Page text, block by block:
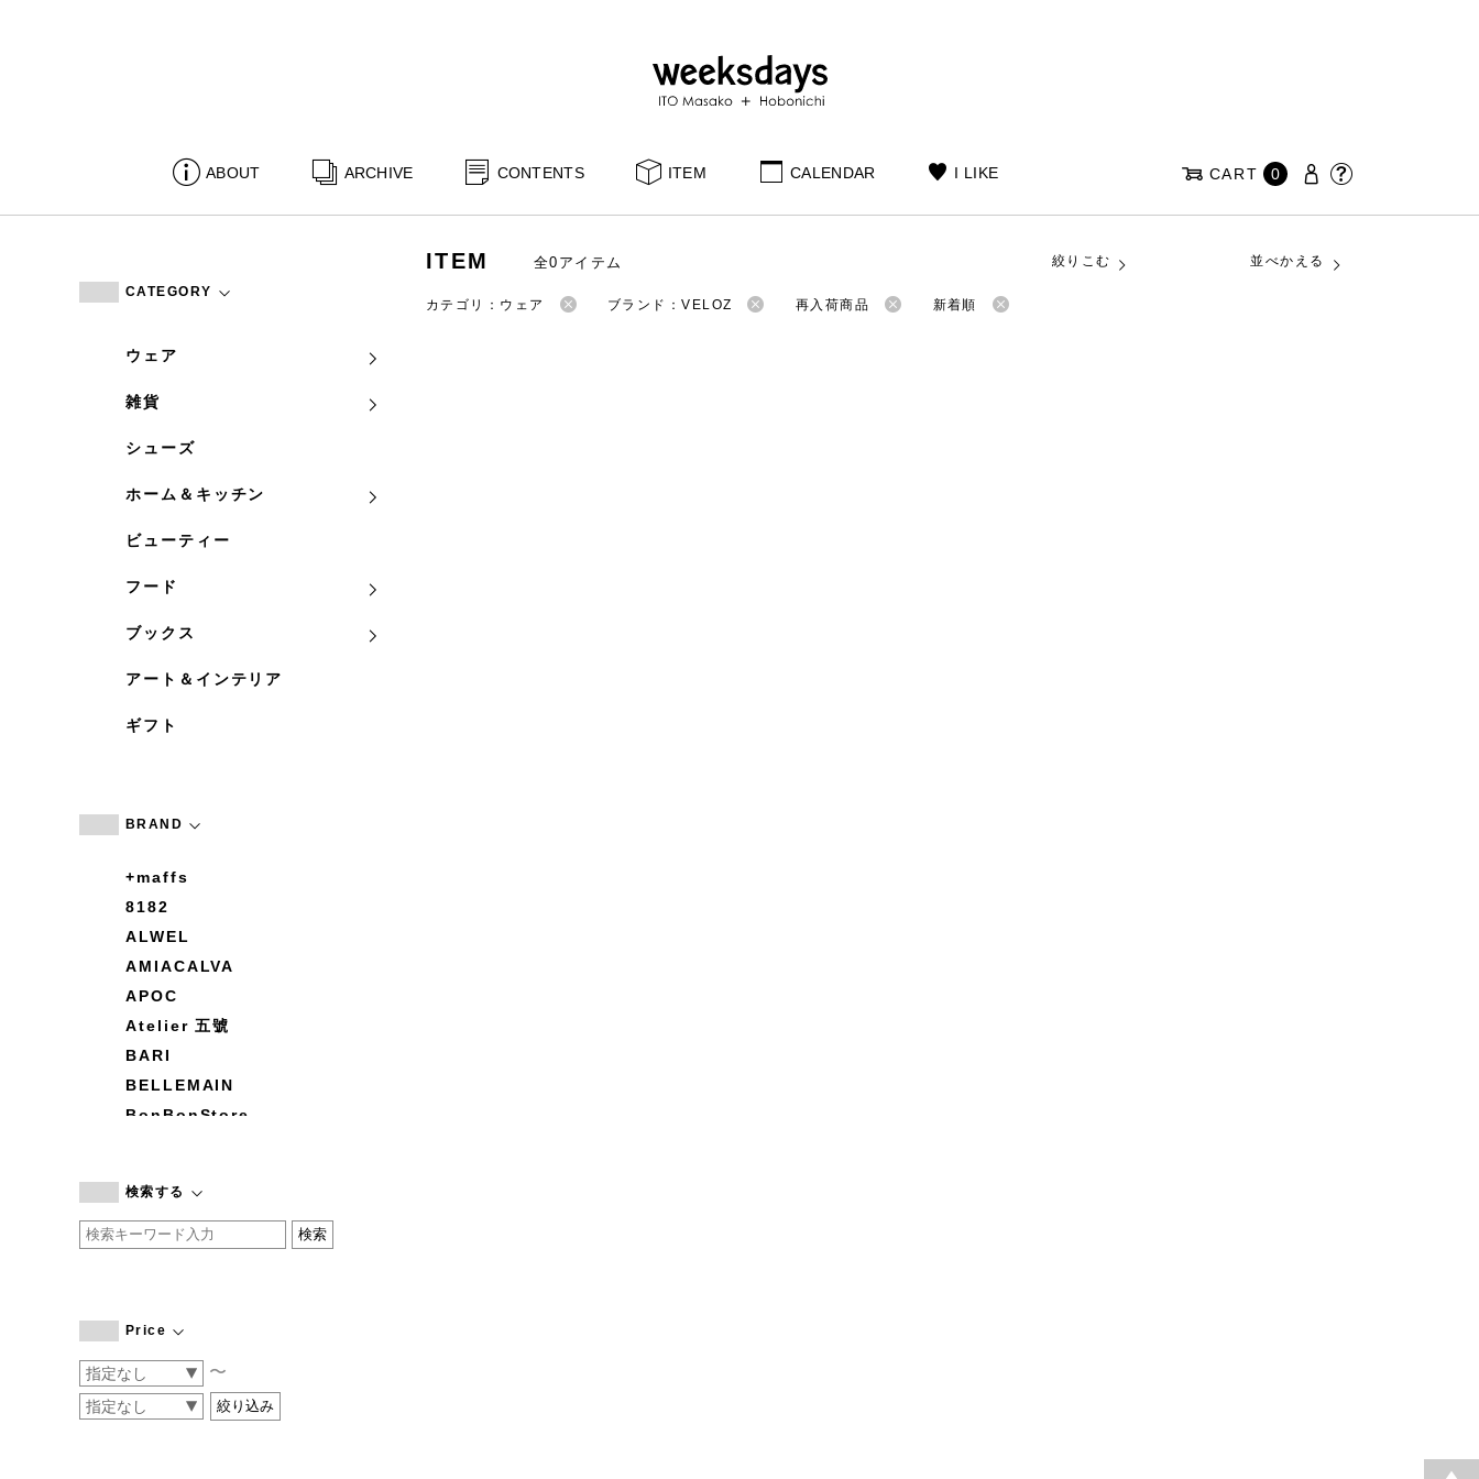
ABOUT ARCHIVE CONTENTS ITEM CALENDAR I LIKE CART 0
CATEGORY
ウェア
雑貨
シューズ
ホーム＆キッチン
ビューティー
フード
ブックス
アート＆インテリア
ギフト
BRAND
+maffs
8182
ALWEL
AMIACALVA
APOC
Atelier 五號
BARI
BELLEMAIN
BonBonStore
by basics
CATWORTH
COGTHEBIGSMOKE
CONVERSE
DEAN & DELUCA
検索する
Price
〜
ITEM 全0アイテム 絞りこむ 並べかえる
カテゴリ：ウェア ブランド：VELOZ 再入荷商品 新着順